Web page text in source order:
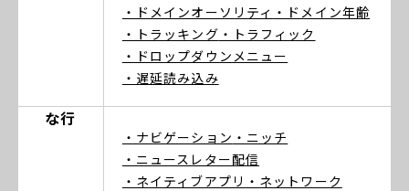
・ドメインオーソリティ ・ドメイン年齢
・トラッキング ・トラフィック
・ドロップダウンメニュー
・遅延読み込み
な行
・ナビゲーション ・ニッチ
・ニュースレター配信
・ネイティブアプリ ・ネットワーク